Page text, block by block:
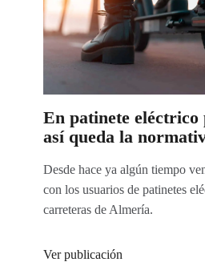
En patinete
así queda la
Desde hace ya algún tiempo
con los usuarios de patinetes
carreteras de Almería.
Ver publicación